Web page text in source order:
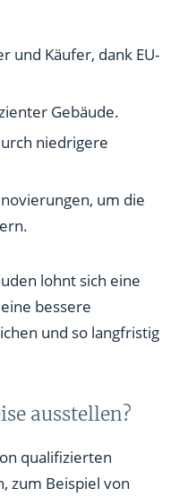
und Käufer, dank EU-
Gebäude.
niedrigere
um die
lohnt sich eine
bessere
und so langfristig
ausstellen?
qualifizierten
zum Beispiel von